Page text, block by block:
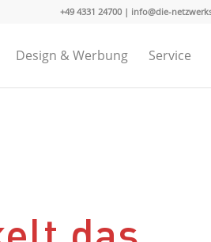
+49 4331 24700 | info@die-
Design & Werbung Service